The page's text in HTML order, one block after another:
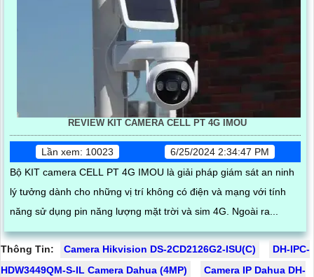
REVIEW KIT CAMERA CELL PT 4G IMOU
Lần xem: 10023
6/25/2024 2:34:47 PM
Bộ KIT camera CELL PT 4G IMOU là giải pháp giám sát an ninh
lý tưởng dành cho những vị trí không có điện và mạng với tính
năng sử dụng pin năng lượng mặt trời và sim 4G. Ngoài ra...
Thông Tin: Camera Hikvision DS-2CD2126G2-ISU(C)
DH-IPC-
HDW3449QM-S-IL Camera Dahua (4MP)
Camera IP Dahua DH-